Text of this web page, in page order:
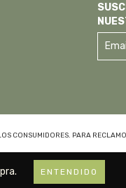
ENTENDIDO
CONSUMIDORES. PARA